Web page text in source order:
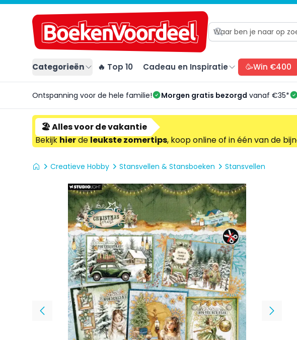
Categorieën 🔥 Top 10 Cadeau en Inspiratie 🥳Win €400
Ontspanning voor de hele familie! Morgen gratis bezorgd vanaf €35*
🏖️ Alles voor de vakantie
Bekijkhierdeleukste zomertips, koop online of in één van de
Creatieve Hobby Stansvellen & Stansboeken Stansvellen